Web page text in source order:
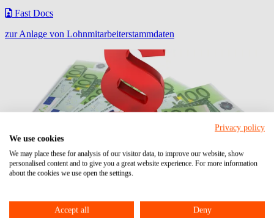
Fast Docs
zur Anlage von Lohnmitarbeiterstammdaten
Kapitalausstattung von GmbH soll
verbessert werden
Privacy policy
We use cookies
We may place these for analysis of our visitor data, to improve our website, show
personalised content and to give you a great website experience. For more information
about the cookies we use open the settings.
Accept all Deny